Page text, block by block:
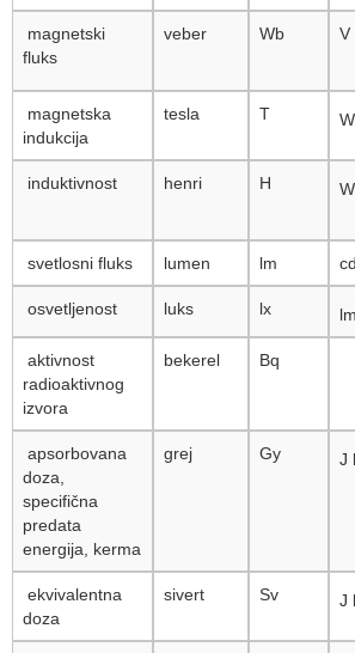
magnetski
fluks
veber Wb V
magnetska
indukcija
tesla T
induktivnost henri H
svetlosni fluks lumen lm
osvetljenost luks lx
aktivnost
radioaktivnog
izvora
bekerel Bq
apsorbovana
doza,
specifična
predata
energija, kerma
grej Gy J
ekvivalentna
doza
sivert Sv J